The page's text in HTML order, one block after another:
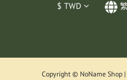
$ TWD
Copyright © NoName Shop